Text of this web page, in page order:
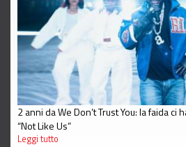
2 anni da We Don’t Trust You: la faida ci
“Not Like Us”
Leggi tutto